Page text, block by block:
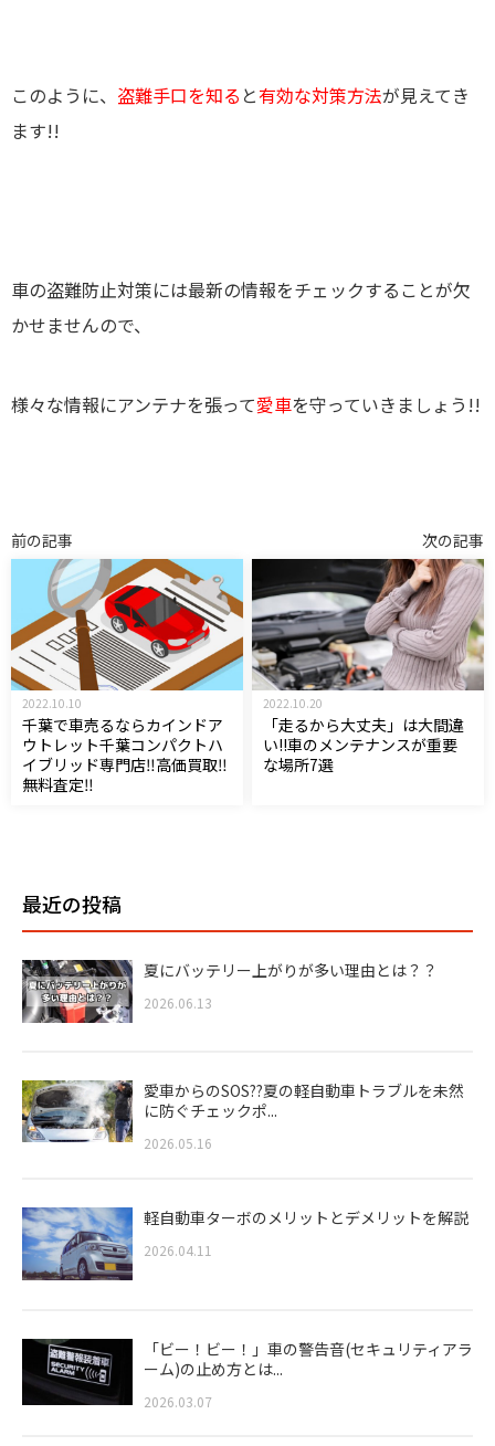
このように、 盗難手口を知る と有効な対策方法が見えてき
ます!!
車の盗難防止対策には最新の情報をチェックすることが欠
かせませんので、
様々な情報にアンテナを張って愛車を守っていきましょう!!
前の記事
2022.10.10
千葉で車売るならカインドア
ウトレット千葉コンパクトハ
イブリッド専門店‼︎高価買取‼︎
無料査定‼︎
次の記事
2022.10.20
「走るから大丈夫」は大間違
い!!車のメンテナンスが重要
な場所7選
最近の投稿
夏にバッテリー上がりが多い理由とは？？
2026.06.13
愛車からのSOS??夏の軽自動車トラブルを未然
に防ぐチェックポ...
2026.05.16
軽自動車ターボのメリットとデメリットを解説
2026.04.11
「ビー！ビー！」車の警告音(セキュリティアラ
ーム)の止め方とは...
2026.03.07